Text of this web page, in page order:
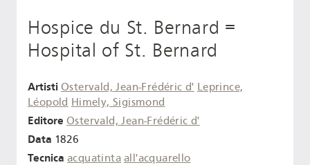
Hospice du St. Bernard =
Hospital of St. Bernard
Artisti Ostervald, Jean-Frédéric d' Leprince,
Léopold Himely, Sigismond
Editore Ostervald, Jean-Frédéric d'
Data 1826
Tecnica acquatinta all'acquarello